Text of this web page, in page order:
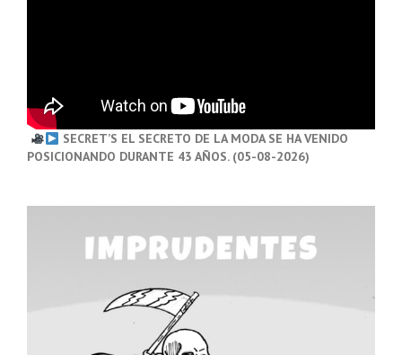
SECRET’S EL SECRETO DE LA MODA SE HA VENIDO
POSICIONANDO DURANTE 43 AÑOS. (05-08-2026)